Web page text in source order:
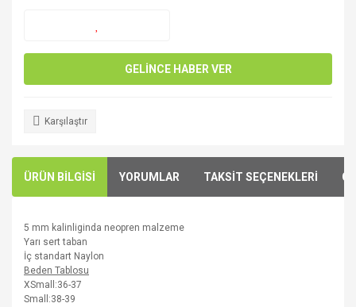
GELİNCE HABER VER
Karşılaştır
ÜRÜN BİLGİSİ YORUMLAR TAKSİT SEÇENEKLERİ
5 mm kalinliginda neopren malzeme
Yarı sert taban
İç standart Naylon
Beden Tablosu
XSmall:36-37
Small:38-39